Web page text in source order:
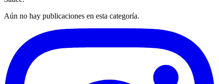
Aún no hay publicaciones en esta categoría.